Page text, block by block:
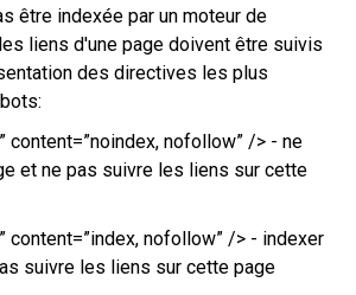
être indexée par un moteur de
liens d'une page doivent être suivis
des directives les plus
content=”noindex, nofollow” /> - ne
et ne pas suivre les liens sur cette
content=”index, nofollow” /> - indexer
suivre les liens sur cette page